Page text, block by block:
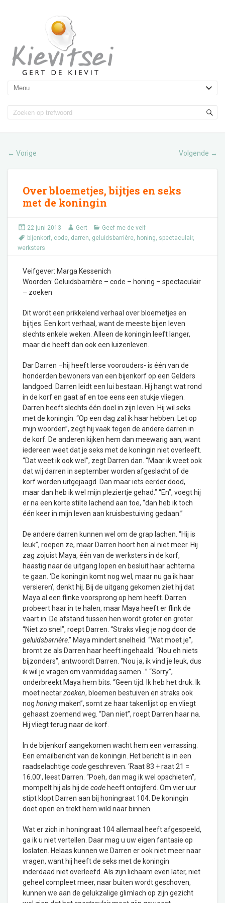
← Vorige Volgende →
Over bloemetjes, bijtjes en seks
met de koningin
22 juni 2013 Gert
Geef me de veif
bijenkorf, code, darren, geluidsbarrière, honing, spectaculair,
werksters
Veifgever: Marga Kessenich
Woorden: Geluidsbarrière – code – honing – spectaculair
– zoeken
Dit wordt een prikkelend verhaal over bloemetjes en
bijtjes. Een kort verhaal, want de meeste bijen leven
slechts enkele weken. Alleen de koningin leeft langer,
maar die heeft dan ook een luizenleven.
Dar Darren –hij heeft Ierse voorouders- is één van de
honderden bewoners van een bijenkorf op een Gelders
landgoed. Darren leidt een lui bestaan. Hij hangt wat rond
in de korf en gaat af en toe eens een stukje vliegen.
Darren heeft slechts één doel in zijn leven. Hij wil seks
met de koningin. “Op een dag zal ik haar hebben. Let op
mijn woorden”, zegt hij vaak tegen de andere darren in
de korf. De anderen kijken hem dan meewarig aan, want
iedereen weet dat je seks met de koningin niet overleeft.
“Dat weet ik ook wel”, zegt Darren dan. “Maar ik weet ook
dat wij darren in september worden afgeslacht of de
korf worden uitgejaagd. Dan maar iets eerder dood,
maar dan heb ik wel mijn pleziertje gehad.” “En”, voegt hij
er na een korte stilte lachend aan toe, “dan heb ik toch
één keer in mijn leven aan kruisbestuiving gedaan.”
De andere darren kunnen wel om de grap lachen. “Hij is
leuk”, roepen ze, maar Darren hoort hen al niet meer. Hij
zag zojuist Maya, één van de werksters in de korf,
haastig naar de uitgang lopen en besluit haar achterna
te gaan. ‘De koningin komt nog wel, maar nu ga ik haar
versieren’, denkt hij. Bij de uitgang gekomen ziet hij dat
Maya al een flinke voorsprong op hem heeft. Darren
probeert haar in te halen, maar Maya heeft er flink de
vaart in. De afstand tussen hen wordt groter en groter.
“Niet zo snel”, roept Darren. “Straks vlieg je nog door de
geluidsbarrière.” Maya mindert snelheid. “Wat moet je”,
bromt ze als Darren haar heeft ingehaald. “Nou eh niets
bijzonders”, antwoordt Darren. “Nou ja, ik vind je leuk, dus
ik wil je vragen om vanmiddag samen…” “Sorry”,
onderbreekt Maya hem bits. “Geen tijd. Ik heb het druk. Ik
moet nectarzoeken, bloemen bestuiven en straks ook
nog honingmaken”, somt ze haar takenlijst op en vliegt
gehaast zoemend weg. “Dan niet”, roept Darren haar na.
Hij vliegt terug naar de korf.
In de bijenkorf aangekomen wacht hem een verrassing.
Een emailbericht van de koningin. Het bericht is in een
raadselachtige codegeschreven. ‘Raat 83 + raat 21 =
16.00’, leest Darren. “Poeh, dan mag ik wel opschieten”,
mompelt hij als hij de code heeft ontcijferd. Om vier uur
stipt klopt Darren aan bij honingraat 104. De koningin
doet open en trekt hem wild naar binnen.
Wat er zich in honingraat 104 allemaal heeft afgespeeld,
ga ik u niet vertellen. Daar mag u uw eigen fantasie op
loslaten. Helaas kunnen we Darren er ook niet meer naar
vragen, want hij heeft de seks met de koningin
inderdaad niet overleefd. Als zijn lichaam even later, niet
geheel compleet meer, naar buiten wordt geschoven,
kunnen we aan de gelukzalige glimlach op zijn gezicht